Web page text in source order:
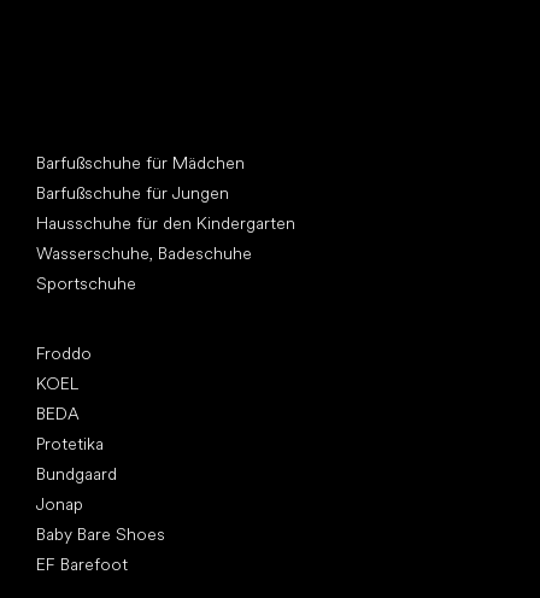
Barfußschuhe für Mädchen
Barfußschuhe für Jungen
Hausschuhe für den Kindergarten
Wasserschuhe, Badeschuhe
Sportschuhe
Froddo
KOEL
BEDA
Protetika
Bundgaard
Jonap
Baby Bare Shoes
EF Barefoot